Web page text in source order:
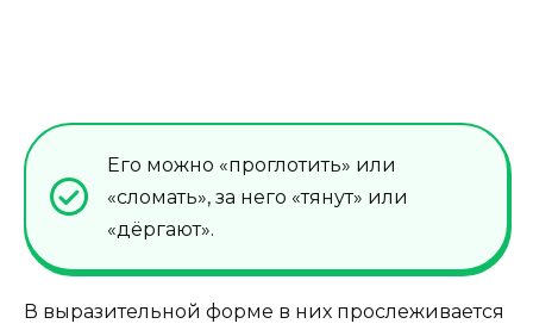
Его можно «проглотить» или
«сломать», за него «тянут» или
«дёргают».
В выразительной форме в них прослеживается